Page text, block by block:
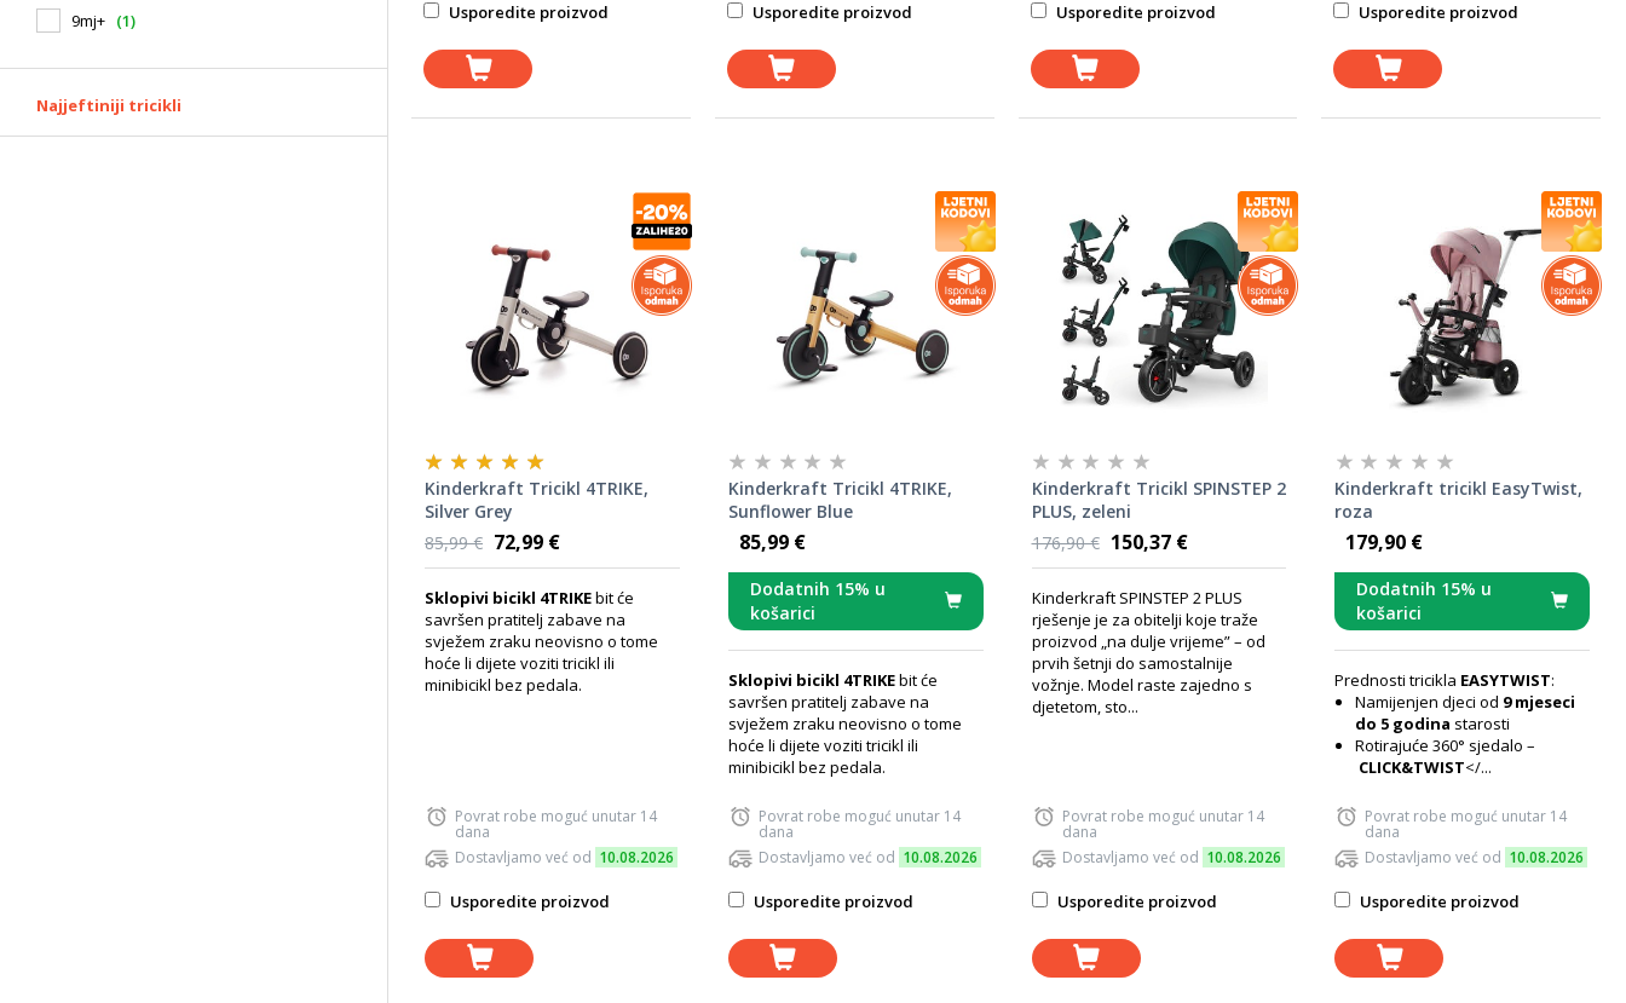
9mj+ (1)
Najjeftiniji tricikli
Usporedite proizvod Usporedite proizvod Usporedite proizvod Usporedite proizvod
Kinderkraft Tricikl 4TRIKE,
Silver Grey
85,99 € 72,99 €
Sklopivi bicikl 4TRIKEbit će
savršen pratitelj zabave na
svježem zraku neovisno o tome
hoće li dijete voziti tricikl ili
minibicikl bez pedala.
Povrat robe moguć unutar 14
dana
Dostavljamo već od 10.08.2026
Usporedite proizvod
Kinderkraft Tricikl 4TRIKE,
Sunflower Blue
85,99 €
Dodatnih 15% u
košarici
Sklopivi bicikl 4TRIKEbit će
savršen pratitelj zabave na
svježem zraku neovisno o tome
hoće li dijete voziti tricikl ili
minibicikl bez pedala.
Povrat robe moguć unutar 14
dana
Dostavljamo već od 10.08.2026
Usporedite proizvod
Kinderkraft Tricikl SPINSTEP 2
PLUS, zeleni
176,90 € 150,37 €
Kinderkraft SPINSTEP 2 PLUS
rješenje je za obitelji koje traže
proizvod „na dulje vrijeme” – od
prvih šetnji do samostalnije
vožnje. Model raste zajedno s
djetetom, sto...
Povrat robe moguć unutar 14
dana
Dostavljamo već od 10.08.2026
Usporedite proizvod
Kinderkraft tricikl EasyTwist,
roza
179,90 €
Dodatnih 15% u
košarici
Prednosti tricikla EASYTWIST:
Namijenjen djeci od 9 mjeseci
do 5 godina starosti
Rotirajuće 360° sjedalo –
CLICK&TWIST</...
Povrat robe moguć unutar 14
dana
Dostavljamo već od 10.08.2026
Usporedite proizvod